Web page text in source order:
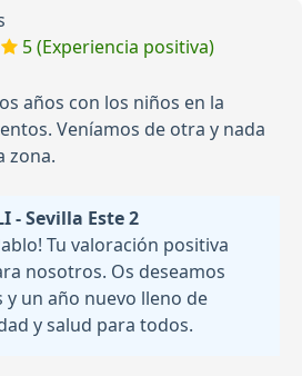
5 (Experiencia positiva)
años con los niños en la
Veníamos de otra y nada
zona.
- Sevilla Este 2
Tu valoración positiva
nosotros. Os deseamos
y un año nuevo lleno de
y salud para todos.